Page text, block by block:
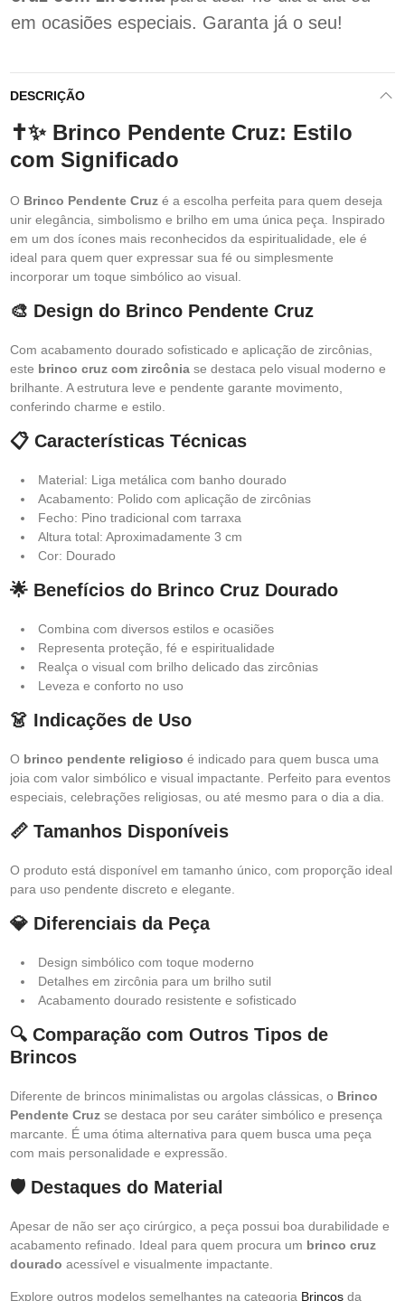
em ocasiões especiais. Garanta já o seu!
DESCRIÇÃO
✝️✨ Brinco Pendente Cruz: Estilo
com Significado
O Brinco Pendente Cruz é a escolha perfeita para quem deseja
unir elegância, simbolismo e brilho em uma única peça. Inspirado
em um dos ícones mais reconhecidos da espiritualidade, ele é
ideal para quem quer expressar sua fé ou simplesmente
incorporar um toque simbólico ao visual.
🎨 Design do Brinco Pendente Cruz
Com acabamento dourado sofisticado e aplicação de zircônias,
este brinco cruz com zircônia se destaca pelo visual moderno e
brilhante. A estrutura leve e pendente garante movimento,
conferindo charme e estilo.
📋 Características Técnicas
Material: Liga metálica com banho dourado
Acabamento: Polido com aplicação de zircônias
Fecho: Pino tradicional com tarraxa
Altura total: Aproximadamente 3 cm
Cor: Dourado
🌟 Benefícios do Brinco Cruz Dourado
Combina com diversos estilos e ocasiões
Representa proteção, fé e espiritualidade
Realça o visual com brilho delicado das zircônias
Leveza e conforto no uso
👗 Indicações de Uso
O brinco pendente religioso é indicado para quem busca uma
joia com valor simbólico e visual impactante. Perfeito para eventos
especiais, celebrações religiosas, ou até mesmo para o dia a dia.
📏 Tamanhos Disponíveis
O produto está disponível em tamanho único, com proporção ideal
para uso pendente discreto e elegante.
💎 Diferenciais da Peça
Design simbólico com toque moderno
Detalhes em zircônia para um brilho sutil
Acabamento dourado resistente e sofisticado
🔍 Comparação com Outros Tipos de
Brincos
Diferente de brincos minimalistas ou argolas clássicas, o Brinco
Pendente Cruz se destaca por seu caráter simbólico e presença
marcante. É uma ótima alternativa para quem busca uma peça
com mais personalidade e expressão.
🛡️ Destaques do Material
Apesar de não ser aço cirúrgico, a peça possui boa durabilidade e
acabamento refinado. Ideal para quem procura um brinco cruz
dourado acessível e visualmente impactante.
Explore outros modelos semelhantes na categoria Brincos da